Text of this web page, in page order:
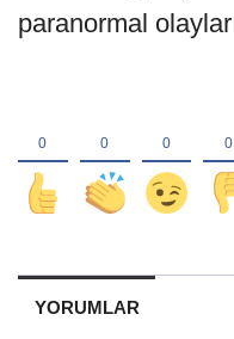
paranormal
YORUMLAR